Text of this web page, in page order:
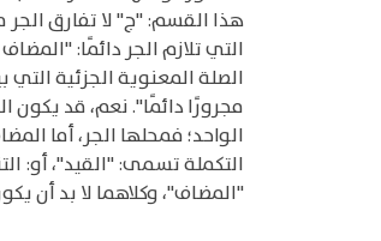
هذا القسم: "ج" لا تفارق
التي تلازم الجر دائمًا:
الصلة المعنوية الجزئية
التكملة تسمى: "القيد"، أو:
"المضاف"، وكلاهما لا بد أن يكون